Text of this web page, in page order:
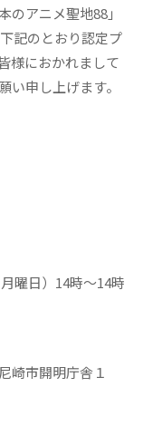
アニメ聖地88」
記のとおり認定プ
様におかれまして
い申し上げます。
曜日）14時～14時
市開明庁舎１